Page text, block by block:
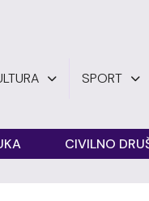
SPORT
CIVILNO